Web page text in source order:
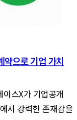
약으로 기업 가치
스X가 기업공개
서 강력한 존재감을